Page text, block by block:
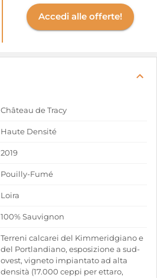
Accedi alle offerte!
Château de Tracy
Haute Densité
2019
Pouilly-Fumé
Loira
100% Sauvignon
Terreni calcarei del Kimmeridgiano e
del Portlandiano, esposizione a sud-
ovest, vigneto impiantato ad alta
densità (17.000 ceppi per ettaro,